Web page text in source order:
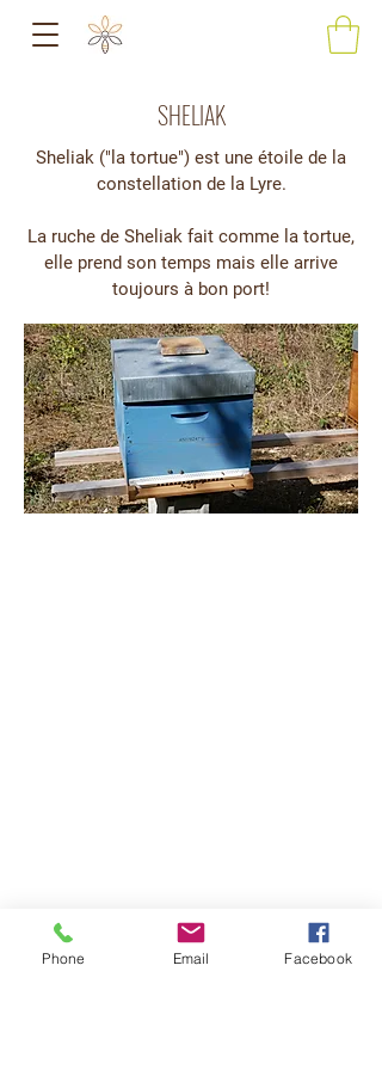
SHELIAK
Sheliak ("la tortue") est une étoile de la
constellation de la Lyre.
La ruche de Sheliak fait comme la tortue,
elle prend son temps mais elle arrive
toujours à bon port!
Phone Email Facebook